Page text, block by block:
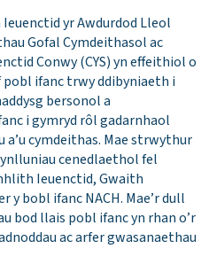
yr Awdurdod Lleol
Gofal Cymdeithasol ac
Conwy (CYS) yn effeithiol o
ifanc trwy ddibyniaeth i
bersonol a
i gymryd rôl gadarnhaol
a’u cymdeithas. Mae strwythur
cenedlaethol fel
Ieuenctid, Gwaith
bobl ifanc NACH. Mae’r dull
bod llais pobl ifanc yn rhan o’r
ac arfer gwasanaethau